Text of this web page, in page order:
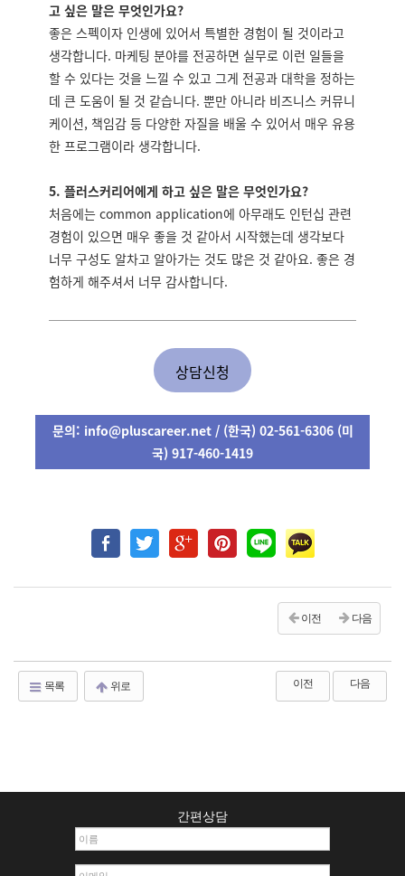
고 싶은 말은 무엇인가요?
좋은 스펙이자 인생에 있어서 특별한 경험이 될 것이라고
생각합니다. 마케팅 분야를 전공하면 실무로 이런 일들을
할 수 있다는 것을 느낄 수 있고 그게 전공과 대학을 정하는
데 큰 도움이 될 것 같습니다. 뿐만 아니라 비즈니스 커뮤니
케이션, 책임감 등 다양한 자질을 배울 수 있어서 매우 유용
한 프로그램이라 생각합니다.
5. 플러스커리어에게 하고 싶은 말은 무엇인가요?
처음에는 common application에 아무래도 인턴십 관련
경험이 있으면 매우 좋을 것 같아서 시작했는데 생각보다
너무 구성도 알차고 알아가는 것도 많은 것 같아요. 좋은 경
험하게 해주셔서 너무 감사합니다.
상담신청
문의: info@pluscareer.net / (한국) 02-561-6306 (미
국) 917-460-1419
이전 다음
목록 위로 이전 다음
간편상담